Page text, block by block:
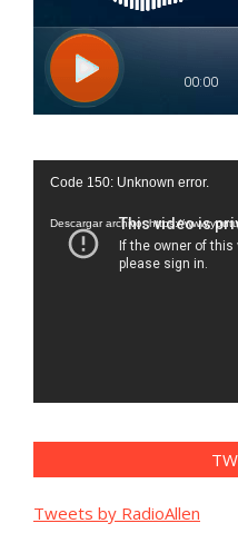
Reproductor
vídeo
Code 150: Unknown error.
Descargar archivo: https://
Tweets by RadioAllen